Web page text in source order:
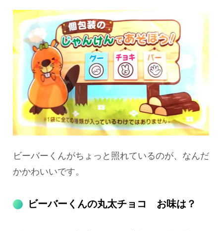
ビーバーくんがちょっと照れているのが、なんだ
かかわいいです。
ビーバーくんの丸太チョコ お味は？